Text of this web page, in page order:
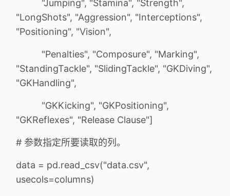
"Jumping", "Stamina", "Strength",
"LongShots", "Aggression", "Interceptions",
"Positioning", "Vision",
"Penalties", "Composure", "Marking",
"StandingTackle", "SlidingTackle", "GKDiving",
"GKHandling",
"GKKicking", "GKPositioning",
"GKReflexes", "Release Clause"]
# 参数指定所要读取的列。
data = pd.read_csv("data.csv",
usecols=columns)